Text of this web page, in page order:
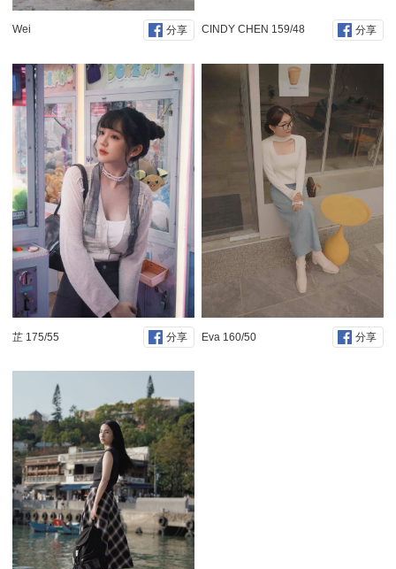
Wei 分享 CINDY CHEN 159/48 分享
芷 175/55 分享 Eva 160/50 分享